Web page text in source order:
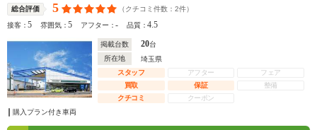
総合評価 5 （クチコミ件数： 2件）
接客：5 雰囲気：5 アフター：- 品質：4.5
掲載台数 20台
所在地
埼玉県
スタッフ
アフター
フェア
買取
保証
整備
クチコミ
クーポン
購入プラン付き車両